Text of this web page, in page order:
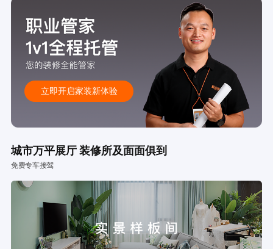
立即开启家装新体验
城市万平展厅 装修所及面面俱到
免费专车接驾